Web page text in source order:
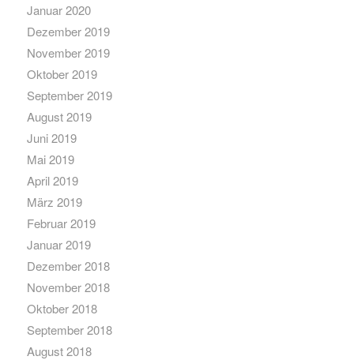
Januar 2020
Dezember 2019
November 2019
Oktober 2019
September 2019
August 2019
Juni 2019
Mai 2019
April 2019
März 2019
Februar 2019
Januar 2019
Dezember 2018
November 2018
Oktober 2018
September 2018
August 2018